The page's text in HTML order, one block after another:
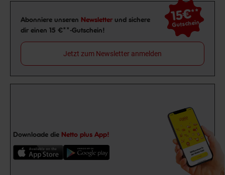
Newsletter Anmeldung
Abonniere unseren Newsletter und sichere
dir einen 15 €**-Gutschein!
15€**
Gutschein
Jetzt zum Newsletter anmelden
Downloade die Netto plus App!